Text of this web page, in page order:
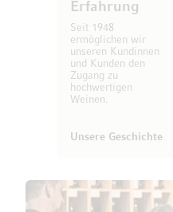
Erfahrung
Seit 1948
ermöglichen wir
unseren Kundinnen
und Kunden den
Zugang zu
hochwertigen
Weinen.
Unsere Geschichte